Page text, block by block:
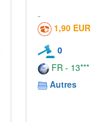
1,90 EUR
0
FR - 13***
Autres